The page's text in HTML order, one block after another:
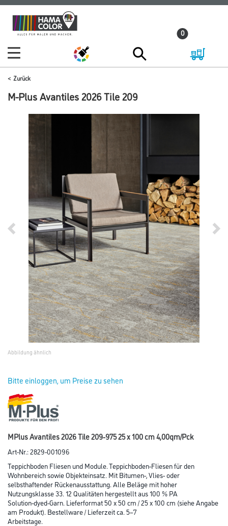
Zum
Inhalt
Zum
Navigationsmenü
0
Zurück
M-Plus Avantiles 2026 Tile 209
Abbildung ähnlich
Bitte einloggen, um Preise zu sehen
MPlus Avantiles 2026 Tile 209-975 25 x 100 cm 4,00qm/Pck
Art-Nr.:2829-001096
Teppichboden Fliesen und Module. Teppichboden-Fliesen für den
Wohnbereich sowie Objekteinsatz. Mit Bitumen-, Vlies- oder
selbsthaftender Rückenausstattung. Alle Beläge mit hoher
Nutzungsklasse 33. 12 Qualitäten hergestellt aus 100 % PA
Solution-dyed-Garn. Lieferformat 50 x 50 cm / 25 x 100 cm (siehe Angabe
am Produkt). Bestellware / Lieferzeit ca. 5–7
Arbeitstage.